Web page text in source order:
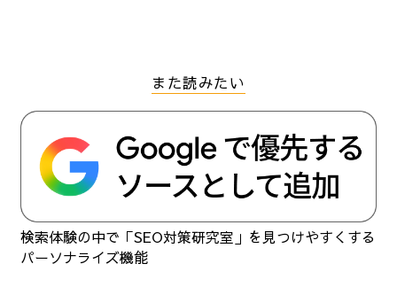
また読みたい
検索体験の中で「SEO対策研究室」を見つけやすくする
パーソナライズ機能